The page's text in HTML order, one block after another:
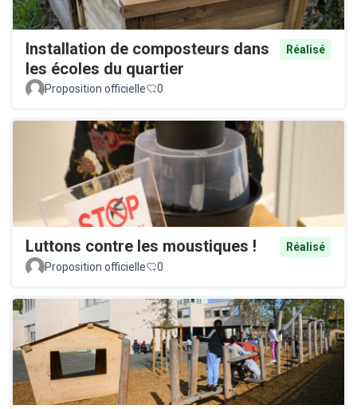
Installation de composteurs dans
les écoles du quartier
Réalisé
Proposition officielle 0
Luttons contre les moustiques !
Réalisé
Proposition officielle
0